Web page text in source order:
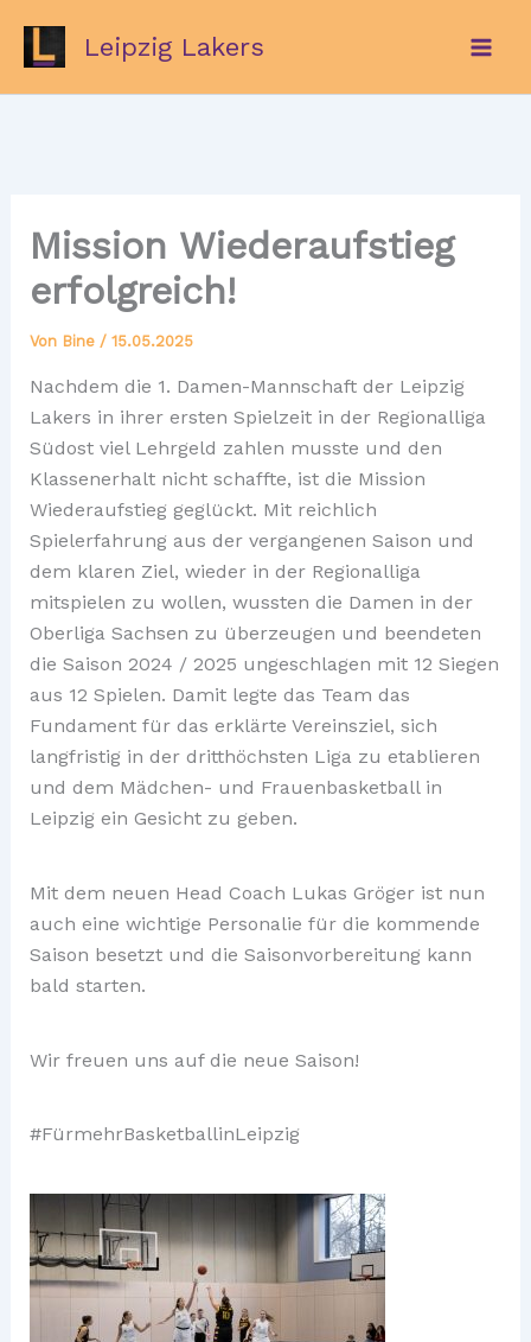
springen
Leipzig Lakers
Mission Wiederaufstieg
erfolgreich!
Von Bine / 15.05.2025
Nachdem die 1. Damen-Mannschaft der Leipzig
Lakers in ihrer ersten Spielzeit in der Regionalliga
Südost viel Lehrgeld zahlen musste und den
Klassenerhalt nicht schaffte, ist die Mission
Wiederaufstieg geglückt. Mit reichlich
Spielerfahrung aus der vergangenen Saison und
dem klaren Ziel, wieder in der Regionalliga
mitspielen zu wollen, wussten die Damen in der
Oberliga Sachsen zu überzeugen und beendeten
die Saison 2024 / 2025 ungeschlagen mit 12 Siegen
aus 12 Spielen. Damit legte das Team das
Fundament für das erklärte Vereinsziel, sich
langfristig in der dritthöchsten Liga zu etablieren
und dem Mädchen- und Frauenbasketball in
Leipzig ein Gesicht zu geben.
Mit dem neuen Head Coach Lukas Gröger ist nun
auch eine wichtige Personalie für die kommende
Saison besetzt und die Saisonvorbereitung kann
bald starten.
Wir freuen uns auf die neue Saison!
#FürmehrBasketballinLeipzig